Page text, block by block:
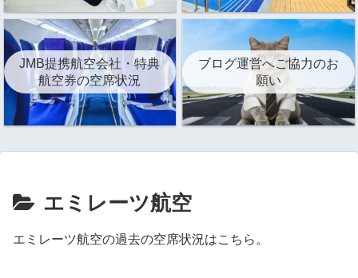
JMB提携航空会社・特典
航空券の空席状況
ブログ運営へご協力のお
願い
エミレーツ航空
エミレーツ航空の過去の空席状況はこちら。